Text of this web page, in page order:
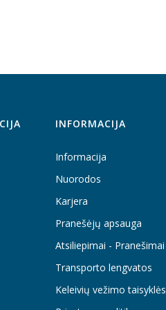
INFORMACIJA
Informacija
Nuorodos
Karjera
Pranešėjų apsauga
Atsiliepimai - Pranešimai
Transporto lengvatos
Keleivių vežimo taisyklės